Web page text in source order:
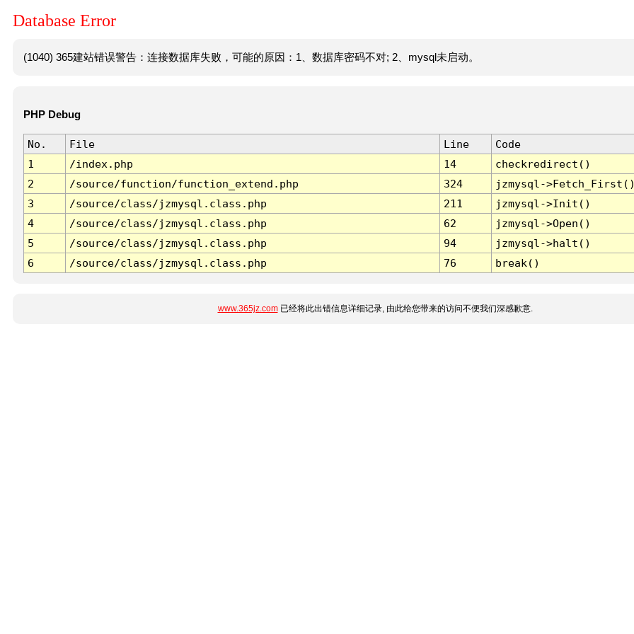
Database Error
(1040) 365建站错误警告：连接数据库失败，可能的原因：1、数据库密码不对; 2、mysql未启动。
PHP Debug
No. File Line
Code
1
/index.php 14
checkredirect()
2
/source/function/function_extend.php 324
jzmysql-
3
/source/class/jzmysql.class.php 211
jzmysql->Init()
4
/source/class/jzmysql.class.php 62
jzmysql->Open()
5
/source/class/jzmysql.class.php 94
jzmysql->halt()
6
/source/class/jzmysql.class.php 76 break()
www.365jz.com已经将此出错信息详细记录, 由此给您带来的访问不便我们深感歉意.